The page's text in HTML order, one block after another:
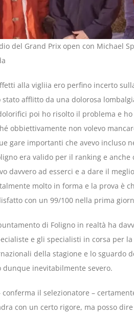
del Grand Prix open con Michael
alla vigliia ero perfino incerto
stato afflitto da una dolorosa
poi ho risolto il problema e
obbiettivamente non volevo
gare importanti che avevo incluso
era valido per il ranking e
davvero ad esserci e a dare il
molto in forma e la prova è
con un 99/100 nella prima
di Foligno in realtà ha
e gli specialisti in corsa per
della stagione e lo sguardo
dunque inevitabilmente severo.
conferma il selezionatore –
con un certo rigore, ma posso